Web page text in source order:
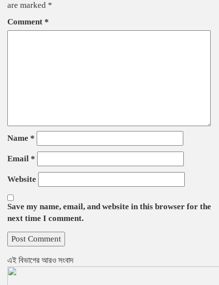
are marked *
Comment *
Name *
Email *
Website
Save my name, email, and website in this browser for the
next time I comment.
এই বিভাগের আরও সংবাদ